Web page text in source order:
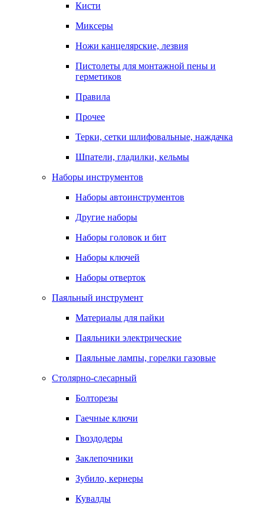
Кисти
Миксеры
Ножи канцелярские, лезвия
Пистолеты для монтажной пены и
герметиков
Правила
Прочее
Терки, сетки шлифовальные, наждачка
Шпатели, гладилки, кельмы
Наборы инструментов
Наборы автоинструментов
Другие наборы
Наборы головок и бит
Наборы ключей
Наборы отверток
Паяльный инструмент
Материалы для пайки
Паяльники электрические
Паяльные лампы, горелки газовые
Столярно-слесарный
Болторезы
Гаечные ключи
Гвоздодеры
Заклепочники
Зубило, кернеры
Кувалды